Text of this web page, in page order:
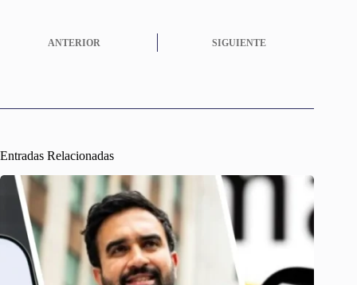
ANTERIOR SIGUIENTE
Entradas Relacionadas